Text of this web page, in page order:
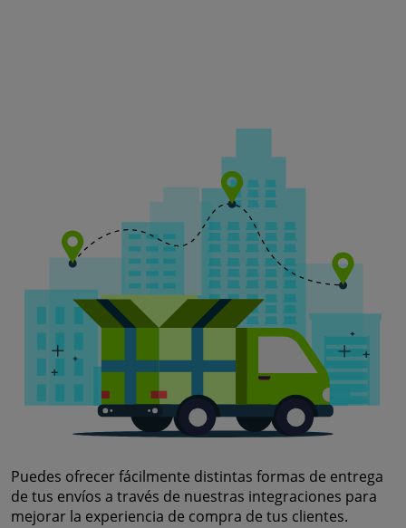
Puedes ofrecer fácilmente distintas formas de entrega
de tus envíos a través de nuestras integraciones para
mejorar la experiencia de compra de tus clientes.